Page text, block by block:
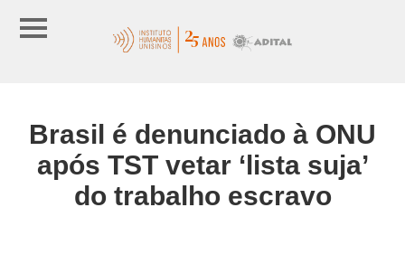
Brasil é denunciado à ONU
após TST vetar ‘lista suja’
do trabalho escravo